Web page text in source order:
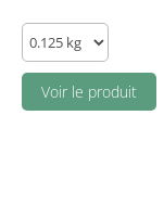
Mini
pochette
cadeau
Voir le produit